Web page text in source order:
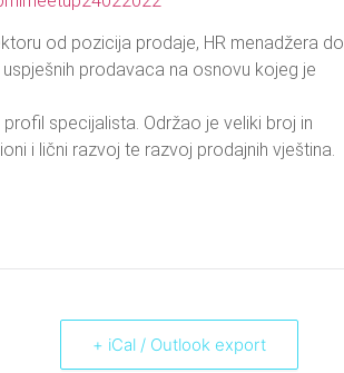
od pozicija prodaje, HR menadžera do
prodavaca na osnovu kojeg je
specijalista. Održao je veliki broj in
i lični razvoj te razvoj prodajnih vještina.
+ iCal / Outlook export